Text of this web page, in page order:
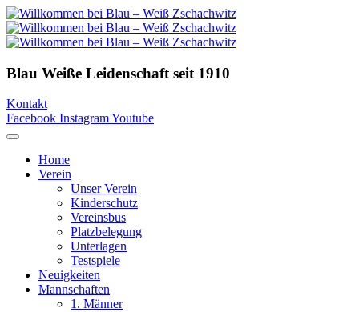
Blau Weiße Leidenschaft seit 1910
Kontakt
Facebook InstagramYoutube
Home
Verein
Unser Verein
Kinderschutz
Vereinsbus
Platzbelegung
Unterlagen
Testspiele
Neuigkeiten
Mannschaften
1. Männer